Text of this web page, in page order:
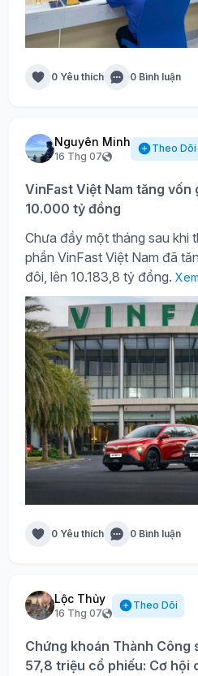
0 Yêu thích 0 Bình luận
Nguyên Minh
16 Thg 07
Theo Dõi
VinFast Việt Nam tăng vốn
10.000 tỷ đồng
Chưa đầy một tháng sau khi
phần VinFast Việt Nam đã
đôi, lên 10.183,8 tỷ đồng.
0 Yêu thích 0 Bình luận
Lộc Thủy
16 Thg 07
Theo Dõi
Chứng khoán Thành Công
57,8 triệu cổ phiếu: Cơ hội